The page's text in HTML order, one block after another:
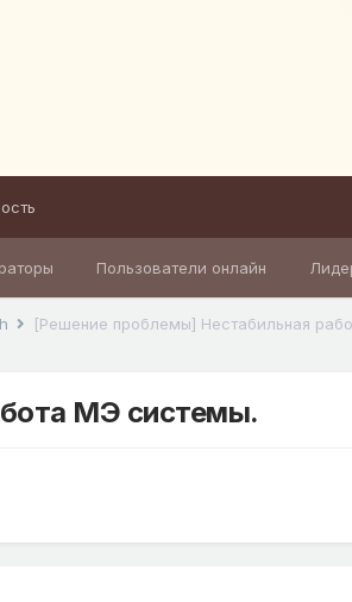
Пользователи онлайн
[Решение проблемы] Нестабильная
МЭ системы.